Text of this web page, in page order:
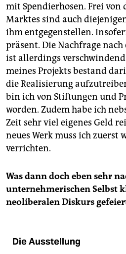
mit Spendierhosen. Frei von
Marktes sind auch
ihm entgegenstellen.
präsent. Die Nachfrage
ist allerdings
meines Projekts bestand
die Realisierung
bin ich von Stiftungen und
worden. Zudem habe ich
Zeit sehr viel eigenes Geld
neues Werk muss ich zuerst
verrichten.
Was dann doch eben sehr
unternehmerischen Selbst
neoliberalen Diskurs
Die Ausstellung